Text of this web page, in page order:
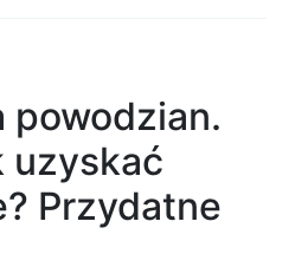
powodzian.
uzyskać
Przydatne